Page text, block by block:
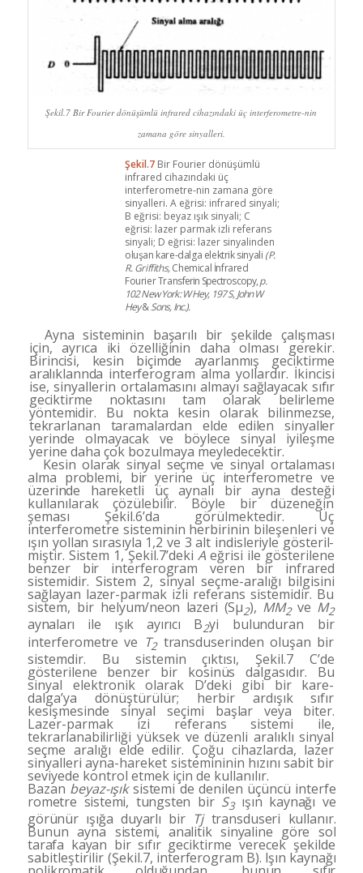
Şekil.7 Bir Fourier dönüşümlü infrared cihazındaki üç interferometre-nin
zamana göre sinyalleri.
Şekil.7 Bir Fourier dönüşümlü
infrared cihazındaki üç
interferometre-nin zamana göre
sinyalleri. A eğrisi: infrared sinyali;
B eğrisi: beyaz ışık sin­yali; C
eğrisi: lazer parmak izli referans
sinyali; D eğrisi: lazer sinyalinden
oluşan kare-dalga elektrik sinyali (P.
R. Griffiths,Chemical İnfrared
Fourier Trans­ferin Spectroscopy,p.
102 New York: W Hey, 197 S, John W
Hey&Sons, Inc.).
Ayna sisteminin başarılı bir şekilde çalışması
için, ayrıca iki özelliğinin daha olması gerekir.
Birincisi, ke­sin biçimde ayarlanmış geciktirme
aralıklannda interfe­rogram alma yollardır. İkincisi
ise, sinyallerin ortala­masını almayı sağlayacak sıfır
geciktirme noktasını tam olarak belirleme
yöntemidir. Bu nokta kesin olarak bi­linmezse,
tekrarlanan taramalardan elde edilen sinyaller
yerinde olmayacak ve böylece sinyal iyileşme
yerine daha çok bozulmaya meyledecektir.
Kesin olarak sinyal seçme ve sinyal ortalaması
alma problemi, bir yerine üç interferometre ve
üzerinde hare­ketli üç aynalı bir ayna desteği
kullanılarak çözülebilir.Böyle bir düzeneğin
şeması Şekil.6’da görülmekte­dir. Üç
interferometre sisteminin herbirinin bileşenleri ve
ışın yollan sırasıyla 1,2 ve 3 alt indisleriyle gösteril­
miştir. Sistem 1, Şekil.7’deki Aeğrisi ile gösterilene
benzer bir interferogram veren bir infrared
sistemidir. Sistem 2, sinyal seçme-aralığı bilgisini
sağlayan lazer-parmak izli referans sistemidir. Bu
sistem, bir hel­yum/neon lazeri (Sµ2), MM2 ve M2
aynaları ile ışık ayırı­cı B2yi bulunduran bir
interferometre ve T2 transduserinden oluşan bir
sistemdir. Bu sistemin çıktısı, Şekil.7 C’de
gösterilene benzer bir kosinüs dalgasıdır. Bu
sinyal elektronik olarak D’deki gibi bir kare-
dalga’ya dönüştürülür; herbir ardışık sıfır
kesişmesinde sinyalseçimi başlar veya biter.
Lazer-parmak izi referans sis­temi ile,
tekrarlanabilirliği yüksek ve düzenli aralıklısinyal
seçme aralığı elde edilir. Çoğu cihazlarda, lazer
sinyalleri ayna-hareket sistemininin hızını sabit bir
se­viyede kontrol etmek için de kullanılır.
Bazan beyaz-ışıksistemi de denilen üçüncü interfe­
rometre sistemi, tungsten bir S3 ışın kaynağı ve
görünür ışığa duyarlı bir Tj transduseri kullanır.
Bunun ayna sis­temi, analitik sinyaline göre sol
tarafa kayan bir sıfır ge­ciktirme verecek şekilde
sabitleştirilir (Şekil.7, interferogram B). Işın kaynağı